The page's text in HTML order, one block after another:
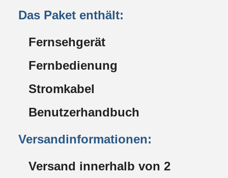
Das Paket enthält:
Fernsehgerät
Fernbedienung
Stromkabel
Benutzerhandbuch
Versandinformationen:
Versand innerhalb von 2